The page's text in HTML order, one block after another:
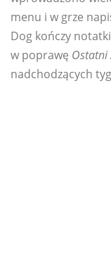
menu i w grze
Dog kończy
w poprawę Ostatni
nadchodzących